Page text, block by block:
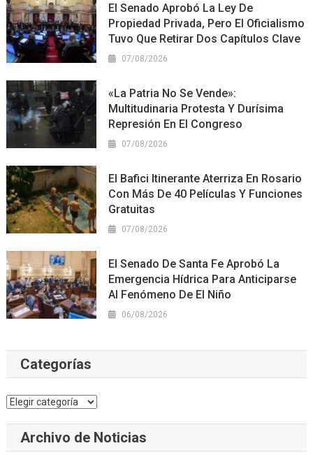
El Senado Aprobó La Ley De
Propiedad Privada, Pero El Oficialismo
Tuvo Que Retirar Dos Capítulos Clave
07/08/2026
«La Patria No Se Vende»:
Multitudinaria Protesta Y Durísima
Represión En El Congreso
07/08/2026
El Bafici Itinerante Aterriza En Rosario
Con Más De 40 Películas Y Funciones
Gratuitas
07/08/2026
El Senado De Santa Fe Aprobó La
Emergencia Hídrica Para Anticiparse
Al Fenómeno De El Niño
06/08/2026
Categorías
Categorías
Archivo de Noticias